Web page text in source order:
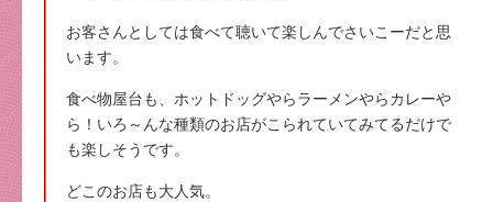
お客さんとしては食べて聴いて楽しんでさいこーだと思
います。
食べ物屋台も、ホットドッグやらラーメンやらカレーや
ら！いろ～んな種類のお店がこられていてみてるだけで
も楽しそうです。
どこのお店も大人気。